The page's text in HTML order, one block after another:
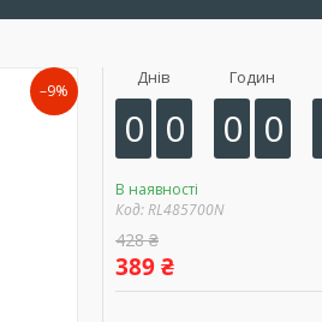
–9%
Днів
0 0
Годин
0 0
В наявності
Код:RL485700N
428 ₴
389 ₴